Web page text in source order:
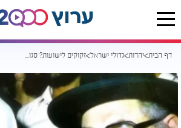
דף הבית יהדות גדולי ישראל זקוקים לישועות? סגולה בדוקה מהבבא סאלי הקדוש